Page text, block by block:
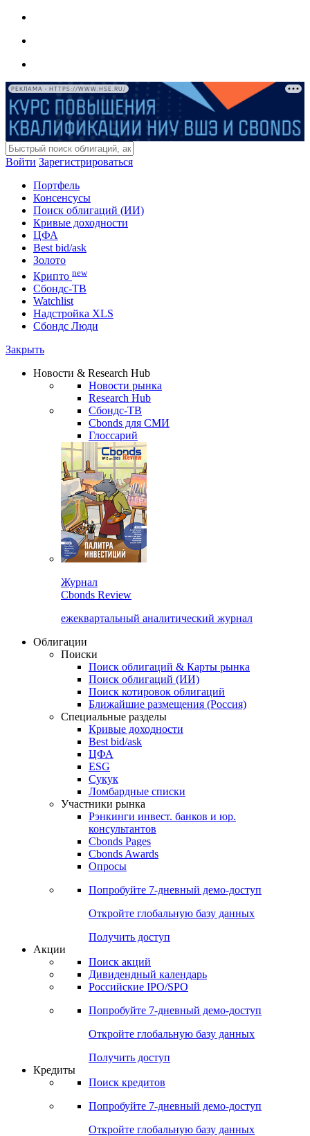
РЕКЛАМА • HTTPS://WWW.HSE.RU/
Войти Зарегистрироваться
Портфель
Консенсусы
Поиск облигаций (ИИ)
Кривые доходности
ЦФА
Best bid/ask
Золото
Крипто new
Сбондс-ТВ
Watchlist
Надстройка XLS
Сбондс Люди
Закрыть
Новости & Research Hub
Новости рынка
Research Hub
Сбондс-ТВ
Cbonds для СМИ
Глоссарий
Журнал
Cbonds Review
ежеквартальный аналитический журнал
Облигации
Поиски
Поиск облигаций & Карты рынка
Поиск облигаций (ИИ)
Поиск котировок облигаций
Ближайшие размещения (Россия)
Специальные разделы
Кривые доходности
Best bid/ask
ЦФА
ESG
Сукук
Ломбардные списки
Участники рынка
Рэнкинги инвест. банков и юр.
консультантов
Cbonds Pages
Cbonds Awards
Опросы
Попробуйте 7-дневный демо-доступ
Откройте глобальную базу данных
Получить доступ
Акции
Поиск акций
Дивидендный календарь
Российские IPO/SPO
Попробуйте 7-дневный демо-доступ
Откройте глобальную базу данных
Получить доступ
Кредиты
Поиск кредитов
Попробуйте 7-дневный демо-доступ
Откройте глобальную базу данных